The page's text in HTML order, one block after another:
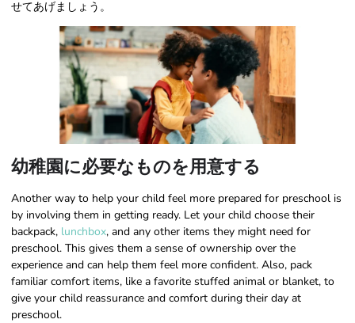
せてあげましょう。
幼稚園に必要なものを用意する
Another way to help your child feel more prepared for preschool is
by involving them in getting ready. Let your child choose their
backpack, lunchbox, and any other items they might need for
preschool. This gives them a sense of ownership over the
experience and can help them feel more confident. Also, pack
familiar comfort items, like a favorite stuffed animal or blanket, to
give your child reassurance and comfort during their day at
preschool.